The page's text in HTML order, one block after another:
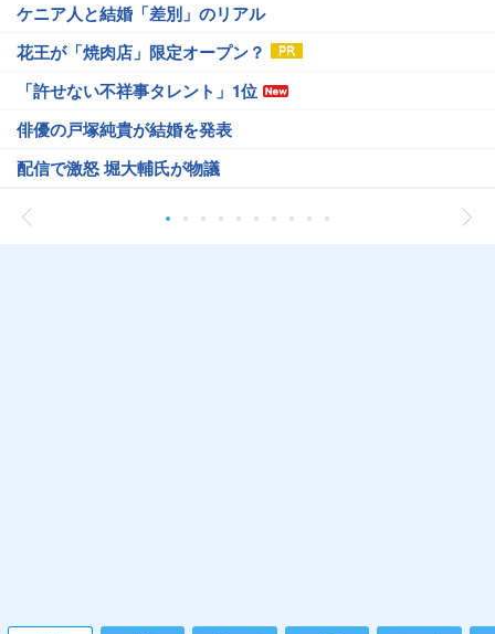
ケニア人と結婚「差別」のリアル
花王が「焼肉店」限定オープン？
「許せない不祥事タレント」1位
俳優の戸塚純貴が結婚を発表
配信で激怒 堀大輔氏が物議